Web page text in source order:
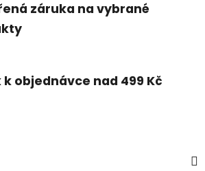
záruka na vybrané
k objednávce nad 499 Kč